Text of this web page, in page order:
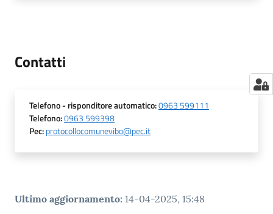
Contatti
Telefono- risponditore automatico:0963 599111
Telefono:0963 599398
Pec:protocollocomunevibo@pec.it
Ultimo aggiornamento: 14-04-2025, 15:48